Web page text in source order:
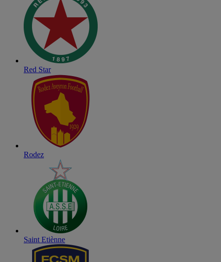
Red Star
Rodez
Saint Etiènne